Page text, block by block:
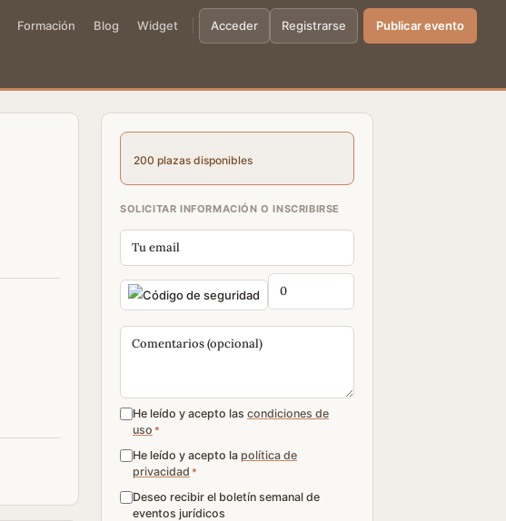
Formación Blog Widget Acceder Registrarse Publicar evento
200 plazas disponibles
SOLICITAR INFORMACIÓN O INSCRIBIRSE
He leído y acepto las condiciones de
uso *
He leído y acepto la política de
privacidad *
Deseo recibir el boletín semanal de
eventos jurídicos